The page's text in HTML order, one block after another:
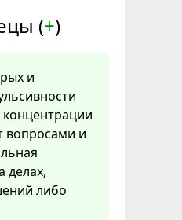
(+)
и
вопросами и
делах,
либо